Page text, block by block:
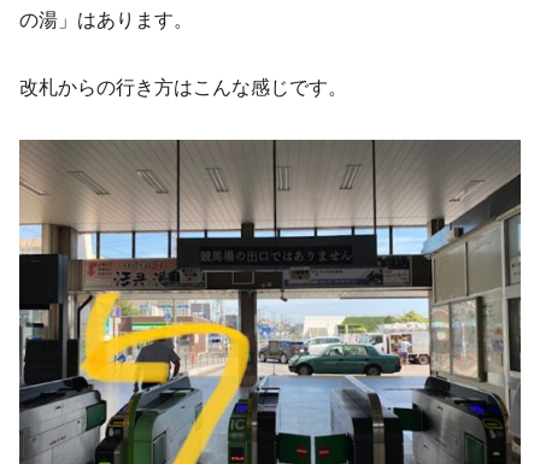
の湯」はあります。
改札からの行き方はこんな感じです。